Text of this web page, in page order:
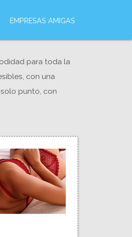
EMPRESAS AMIGAS
para toda la
con una
punto, con